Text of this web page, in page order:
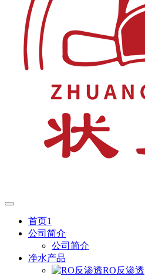
首页1
公司简介
公司简介
净水产品
RO反渗透